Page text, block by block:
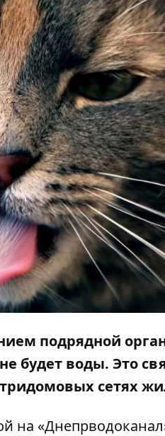
подрядной
будет воды. Это
сетях
на «Днепрводоканал